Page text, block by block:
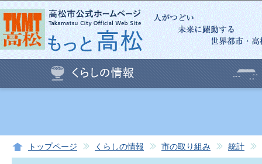
この
トップページ くらしの情報 市の取り組み 統計